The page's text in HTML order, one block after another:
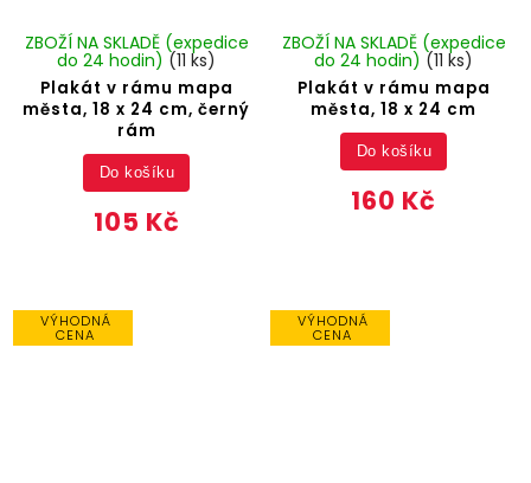
Plakát v rámu mapa
města, 18 x 24 cm, černý
rám
ZBOŽÍ NA SKLADĚ (expedice
do 24 hodin) (11 ks)
105 Kč
Do košíku
Plakát v rámu mapa
města, 18 x 24 cm
ZBOŽÍ NA SKLADĚ (expedice
do 24 hodin) (11 ks)
160 Kč
Do košíku
VÝHODNÁ
CENA
VÝHODNÁ
CENA